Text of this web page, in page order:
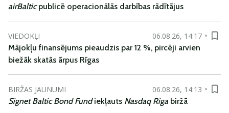
airBalticpublicē operacionālās darbības rādītājus
VIEDOKĻI
06.08.26, 14:17
Mājokļu finansējums pieaudzis par 12 %, pircēji arvien
biežāk skatās ārpus Rīgas
BIRŽAS JAUNUMI
06.08.26, 14:13
Signet Baltic Bond Fundiekļauts Nasdaq Riga biržā